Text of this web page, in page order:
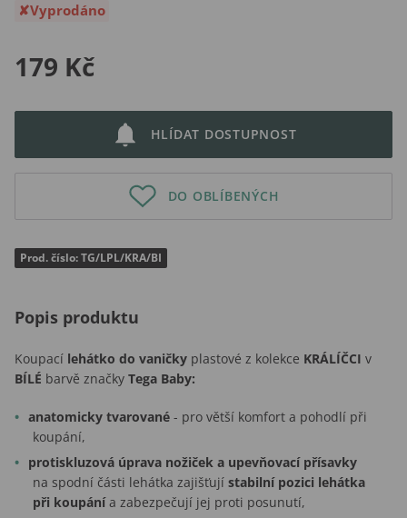
Vyprodáno
179 Kč
HLÍDAT DOSTUPNOST
DO OBLÍBENÝCH
Prod. číslo: TG/LPL/KRA/BI
Popis produktu
Koupací lehátko do vaničky plastové z kolekce KRÁLÍČCI v
BÍLÉ barvě značky Tega Baby:
anatomicky tvarované - pro větší komfort a pohodlí při
koupání,
protiskluzová úprava nožiček a upevňovací přísavky
na spodní části lehátka zajišťují stabilní pozici lehátka
při koupánía zabezpečují jej proti posunutí,